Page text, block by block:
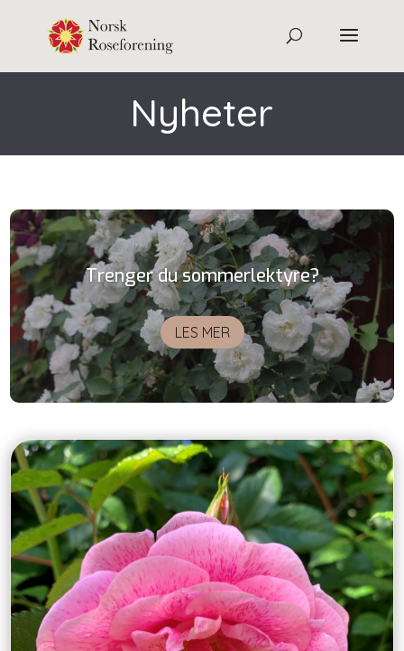
Nyheter
Trenger du sommerlektyre?
LES MER